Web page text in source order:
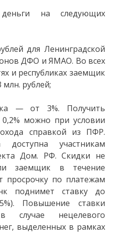
деньги на следующих
для Ленинградской
ДФО и ЯМАО. Во всех
и республиках заемщик
млн. рублей;
— от 3%. Получить
можно при условии
справкой из ПФР.
участникам
Дом. РФ. Скидки не
заемщик в течение
просрочку по платежам
поднимет ставку до
Повышение ставки
нецелевого
выделенных в рамках